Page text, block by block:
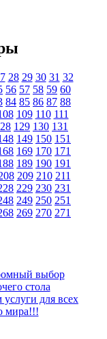
28 29 30 31 32
56 57 58 59 60
84 85 86 87 88
109 110 111
129 130 131
149 150 151
169 170 171
189 190 191
209 210 211
229 230 231
249 250 251
269 270 271
выбор
стола
для всех
мира!!!